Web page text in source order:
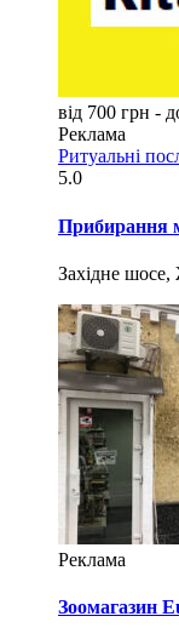
від 700 грн -
Реклама
Ритуальні
5.0
Прибирання
Західне
Реклама
Зоомагазин